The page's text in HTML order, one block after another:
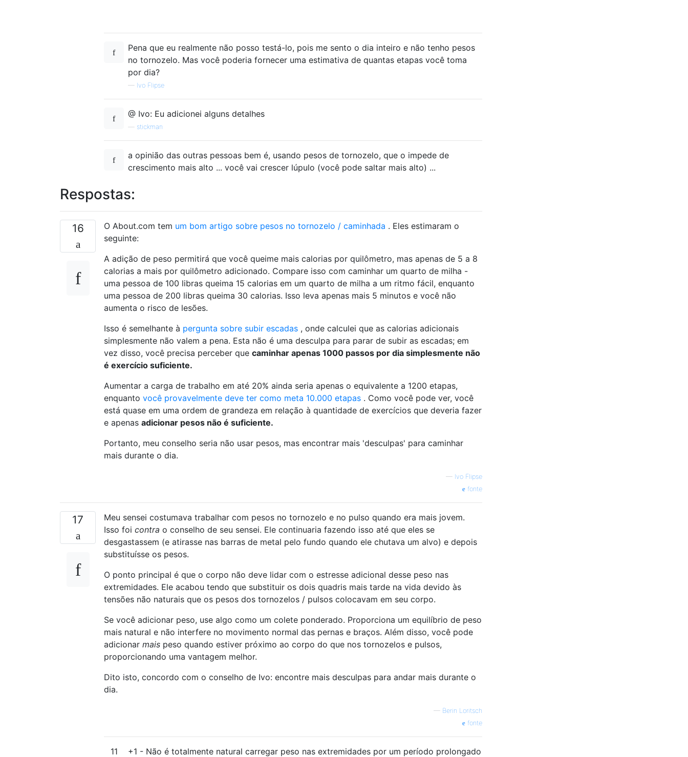
Pena que eu realmente não posso testá-lo, pois me sento o dia inteiro e não tenho pesos
no tornozelo. Mas você poderia fornecer uma estimativa de quantas etapas você toma
por dia?
— Ivo Flipse
@ Ivo: Eu adicionei alguns detalhes
stickman
a opinião das outras pessoas bem é, usando pesos de tornozelo, que o impede de
crescimento mais alto ... você vai crescer lúpulo (você pode saltar mais alto) ...
Respostas:
16 O About.com tem um bom artigo sobre pesos no tornozelo / caminhada . Eles estimaram o
seguinte:
A adição de peso permitirá que você queime mais calorias por quilômetro, mas apenas de 5 a 8
calorias a mais por quilômetro adicionado. Compare isso com caminhar um quarto de milha -
uma pessoa de 100 libras queima 15 calorias em um quarto de milha a um ritmo fácil, enquanto
uma pessoa de 200 libras queima 30 calorias. Isso leva apenas mais 5 minutos e você não
aumenta o risco de lesões.
Isso é semelhante à pergunta sobre subir escadas , onde calculei que as calorias adicionais
simplesmente não valem a pena. Esta não é uma desculpa para parar de subir as escadas; em
vez disso, você precisa perceber que caminhar apenas 1000 passos por dia simplesmente não
é exercício suficiente.
Aumentar a carga de trabalho em até 20% ainda seria apenas o equivalente a 1200 etapas,
enquanto você provavelmente deve ter como meta 10.000 etapas . Como você pode ver, você
está quase em uma ordem de grandeza em relação à quantidade de exercícios que deveria fazer
e apenas adicionar pesos não é suficiente.
Portanto, meu conselho seria não usar pesos, mas encontrar mais 'desculpas' para caminhar
mais durante o dia.
— Ivo Flipse
fonte
17
Meu sensei costumava trabalhar com pesos no tornozelo e no pulso quando era mais jovem.
Isso foi contra o conselho de seu sensei. Ele continuaria fazendo isso até que eles se
desgastassem (e atirasse nas barras de metal pelo fundo quando ele chutava um alvo) e depois
substituísse os pesos.
O ponto principal é que o corpo não deve lidar com o estresse adicional desse peso nas
extremidades. Ele acabou tendo que substituir os dois quadris mais tarde na vida devido às
tensões não naturais que os pesos dos tornozelos / pulsos colocavam em seu corpo.
Se você adicionar peso, use algo como um colete ponderado. Proporciona um equilíbrio de peso
mais natural e não interfere no movimento normal das pernas e braços. Além disso, você pode
adicionar mais peso quando estiver próximo ao corpo do que nos tornozelos e pulsos,
proporcionando uma vantagem melhor.
Dito isto, concordo com o conselho de Ivo: encontre mais desculpas para andar mais durante o
dia.
— Berin Loritsch
fonte
11
+1 - Não é totalmente natural carregar peso nas extremidades por um período prolongado